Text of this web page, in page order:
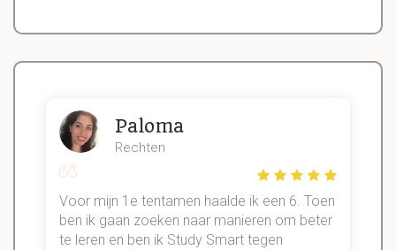
Paloma
Rechten
Voor mijn 1e tentamen haalde ik een 6. Toen
ben ik gaan zoeken naar manieren om beter
te leren en ben ik Study Smart tegen